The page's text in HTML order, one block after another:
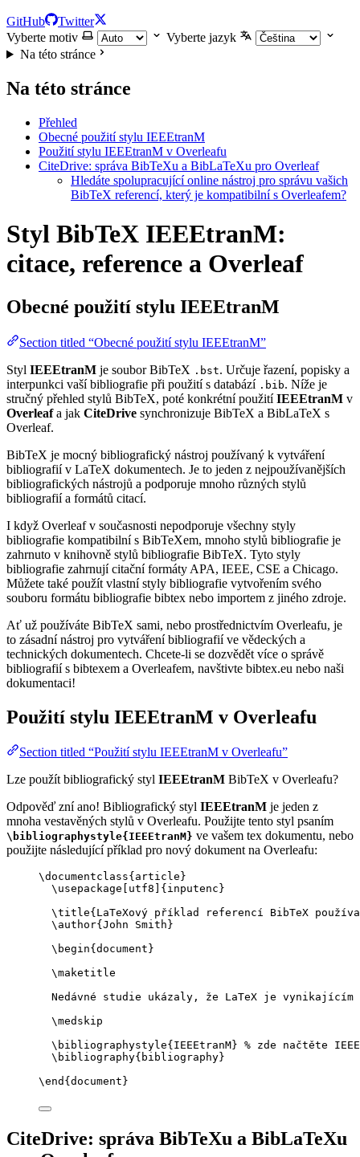
GitHub
Twitter
Vyberte motiv
Vyberte jazyk
Na této stránce
Na této stránce
Přehled
Obecné použití stylu IEEEtranM
Použití stylu IEEEtranM v Overleafu
CiteDrive: správa BibTeXu a BibLaTeXu pro Overleaf
Hledáte spolupracující online nástroj pro správu vašich
BibTeX referencí, který je kompatibilní s Overleafem?
Styl BibTeX IEEEtranM:
citace, reference a Overleaf
Obecné použití stylu IEEEtranM
Section titled “Obecné použití stylu IEEEtranM”
Styl IEEEtranM je soubor BibTeX .bst. Určuje řazení, popisky a
interpunkci vaší bibliografie při použití s databází .bib. Níže je
stručný přehled stylů BibTeX, poté konkrétní použitíIEEEtranM v
Overleafa jak CiteDrive synchronizuje BibTeX a BibLaTeX s
Overleaf.
BibTeX je mocný bibliografický nástroj používaný k vytváření
bibliografií v LaTeX dokumentech. Je to jeden z nejpoužívanějších
bibliografických nástrojů a podporuje mnoho různých stylů
bibliografií a formátů citací.
I když Overleaf v současnosti nepodporuje všechny styly
bibliografie kompatibilní s BibTeXem, mnoho stylů bibliografie je
zahrnuto v knihovně stylů bibliografie BibTeX. Tyto styly
bibliografie zahrnují citační formáty APA, IEEE, CSE a Chicago.
Můžete také použít vlastní styly bibliografie vytvořením svého
souboru formátu bibliografie bibtex nebo importem z jiného zdroje.
Ať už používáte BibTeX sami, nebo prostřednictvím Overleafu, je
to zásadní nástroj pro vytváření bibliografií ve vědeckých a
technických dokumentech. Chcete-li se dozvědět více o správě
bibliografií s bibtexem a Overleafem, navštivte bibtex.eu nebo naši
dokumentaci!
Použití stylu IEEEtranM v Overleafu
Section titled “Použití stylu IEEEtranM v Overleafu”
Lze použít bibliografický styl IEEEtranM BibTeX v Overleafu?
Odpověď zní ano! Bibliografický styl IEEEtranM je jeden z
mnoha vestavěných stylů v Overleafu. Použijte tento styl psaním
\bibliographystyle{IEEEtranM} ve vašem tex dokumentu, nebo
použijte následující příklad pro nový dokument na Overleafu:
\documentclass{ article }
\usepackage
utf8 ]{ inputenc }
\title{LaTeXový příklad referencí BibTeX
\author{John Smith}
\begin{ document }
\maketitle
Nedávné studie ukázaly, že LaTeX je vynikajícím
\medskip
\bibliographystyle{IEEEtranM} % zde načtěte
\bibliography{bibliography}
\end { document }
CiteDrive: správa BibTeXu a BibLaTeXu